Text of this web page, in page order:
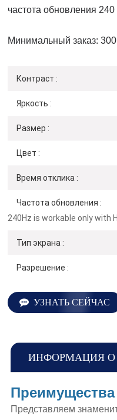
частота обновления
Минимальный заказ:
Контраст :
Яркость :
Размер :
Цвет :
Время отклика :
Частота обновления :
240Hz is workable only with
Тип экрана :
Разрешение :
УЗНАТЬ СЕЙЧАС
ИНФОРМАЦИЯ О
Преимущества
Представляем